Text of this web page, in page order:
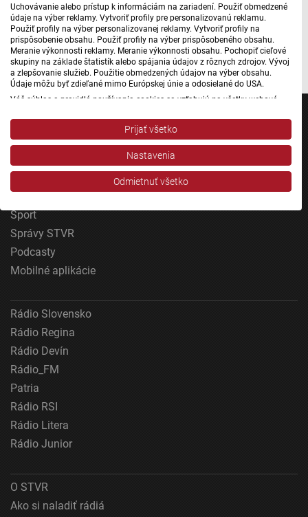
Uchovávanie alebo prístup k informáciám na zariadení. Použiť obmedzené
údaje na výber reklamy. Vytvoriť profily pre personalizovanú reklamu.
Použiť profily na výber personalizovanej reklamy. Vytvoriť profily na
prispôsobenie obsahu. Použiť profily na výber prispôsobeného obsahu.
Meranie výkonnosti reklamy. Meranie výkonnosti obsahu. Pochopiť cieľové
skupiny na základe štatistík alebo spájania údajov z rôznych zdrojov. Vývoj
a zlepšovanie služieb. Použitie obmedzených údajov na výber obsahu.
Údaje môžu byť zdieľané mimo Európskej únie a odosielané do USA.
Váš súhlas a pravidlá používania cookies sa vzťahujú na všetky webové
Stred, Rádio Regina Západ, Rádio Patria, Rádio Devín, RTVS, Hudobné
pozdravy, Rádio Slovensko, RSI Francais, RSI English, RSI Slovensky, Rádio
Junior, RSI, Rádio Regina Východ, Rádio_FM, RSI Espanol, NEV.
Zobraziť zoznam partnerov (1 predajcovia IAB)
Vaše údaje používame na nasledujúce účely:
Uchovávanie alebo prístup k informáciám na
zariadení
Použiť obmedzené údaje na výber reklamy
Použiť profily na výber personalizovanej
reklamy
Vytvoriť profily na prispôsobenie obsahu
Použiť profily na výber prispôsobeného obsahu
Meranie výkonnosti reklamy
Meranie výkonnosti obsahu
alebo spájania údajov z rôznych zdrojov
Vývoj a zlepšovanie služieb
Prijať všetko
Nastavenia
Odmietnuť všetko
študovať, pretože nám zodpovedajú otázky o našom
prežívaní.
Autorka: Hana Michalčíková
Šport
Správy STVR
Podcasty
Mobilné aplikácie
Rádio Slovensko
Rádio Regina
Rádio Devín
Rádio_FM
Patria
Rádio RSI
Rádio Litera
Rádio Junior
O STVR
Ako si naladiť rádiá